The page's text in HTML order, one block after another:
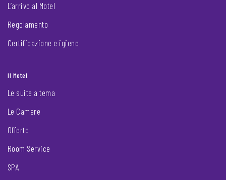
L’arrivo al Motel
Regolamento
Certificazione e igiene
Il Motel
Le suite a tema
Le Camere
Offerte
Room Service
SPA